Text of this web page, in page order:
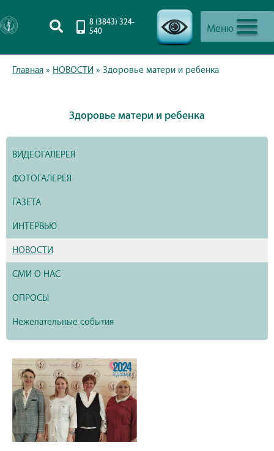
Меню
8 (3843) 324-
540
Главная » НОВОСТИ » Здоровье матери и ребенка
Здоровье матери и ребенка
ВИДЕОГАЛЕРЕЯ
ФОТОГАЛЕРЕЯ
ГАЗЕТА
ИНТЕРВЬЮ
НОВОСТИ
СМИ О НАС
ОПРОСЫ
Нежелательные события